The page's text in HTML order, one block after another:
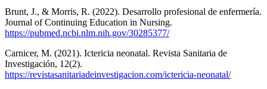
Brunt, J., & Morris, R. (2022). Desarrollo profesional de enfermería.
Journal of Continuing Education in Nursing.
https://pubmed.ncbi.nlm.nih.gov/30285377/
Carnicer, M. (2021). Ictericia neonatal. Revista Sanitaria de
Investigación, 12(2).
https://revistasanitariadeinvestigacion.com/ictericia-neonatal/